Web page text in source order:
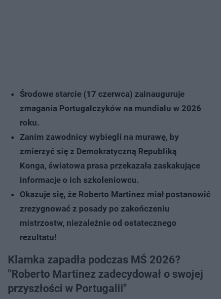
Środowe starcie (17 czerwca) zainauguruje
zmagania Portugalczyków na mundialu w 2026
roku.
Zanim zawodnicy wybiegli na murawę, by
zmierzyć się z Demokratyczną Republiką
Konga, światowa prasa przekazała zaskakujące
informacje o ich szkoleniowcu.
Okazuje się, że Roberto Martinez miał postanowić
zrezygnować z posady po zakończeniu
mistrzostw, niezależnie od ostatecznego
rezultatu!
Klamka zapadła podczas MŚ 2026?
"Roberto Martinez zadecydował o swojej
przyszłości w Portugalii"